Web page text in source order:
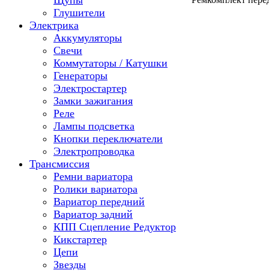
Глушители
Электрика
Аккумуляторы
Свечи
Коммутаторы / Катушки
Генераторы
Электростартер
Замки зажигания
Реле
Лампы подсветка
Кнопки переключатели
Электропроводка
Трансмиссия
Ремни вариатора
Ролики вариатора
Вариатор передний
Вариатор задний
КПП Сцепление Редуктор
Кикстартер
Цепи
Звезды